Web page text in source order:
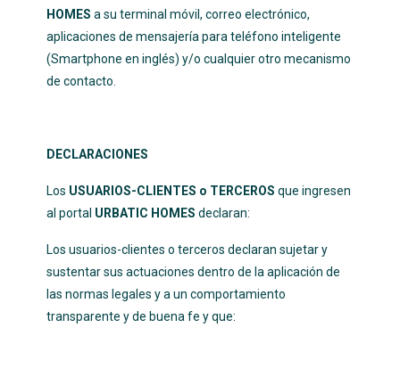
HOMES a su terminal móvil, correo electrónico,
aplicaciones de mensajería para teléfono inteligente
(Smartphone en inglés) y/o cualquier otro mecanismo
de contacto.
DECLARACIONES
Los USUARIOS-CLIENTES o TERCEROS que ingresen
al portal URBATIC HOMES declaran:
Los usuarios-clientes o terceros declaran sujetar y
sustentar sus actuaciones dentro de la aplicación de
las normas legales y a un comportamiento
transparente y de buena fe y que: